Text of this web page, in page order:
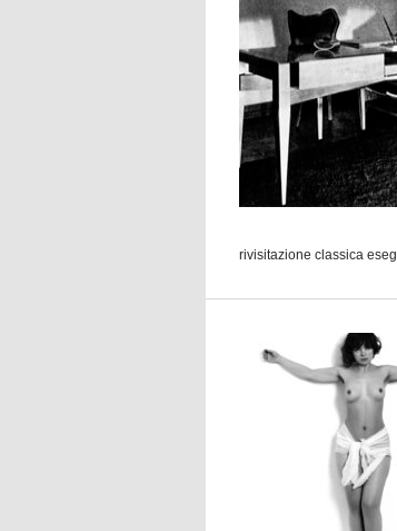
rivisitazione classica